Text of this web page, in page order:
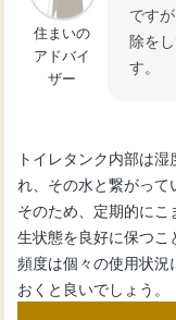
住まいの
アドバイ
ザー
です
除を
す。
トイレタンク内部は
れ、その水と繋がって
そのため、定期的に
生状態を良好に保つこ
頻度は個々の使用状
おくと良いでしょう。